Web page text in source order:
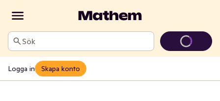
Sök
Logga in Skapa konto